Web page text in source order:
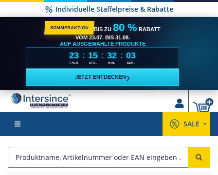
Individuelle Staffelpreise & Rabatte
SOMMERAKTION BIS ZU 80 % RABATT
VOM 23.07. BIS 31.08.
AUF AUSGEWÄHLTE PRODUKTE
23
TAGE
: 15
STD.
: 32
MIN.
: 02
SEK.
JETZT ENTDECKEN ›
SALE